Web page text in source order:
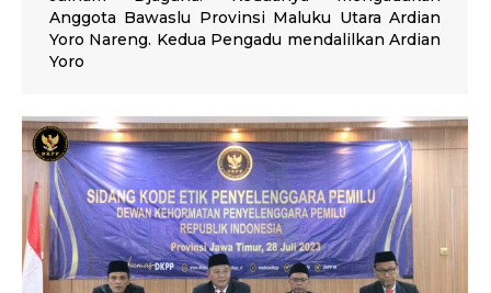
Anggota Bawaslu Provinsi Maluku Utara Ardian
Yoro Nareng. Kedua Pengadu mendalilkan Ardian
Yoro